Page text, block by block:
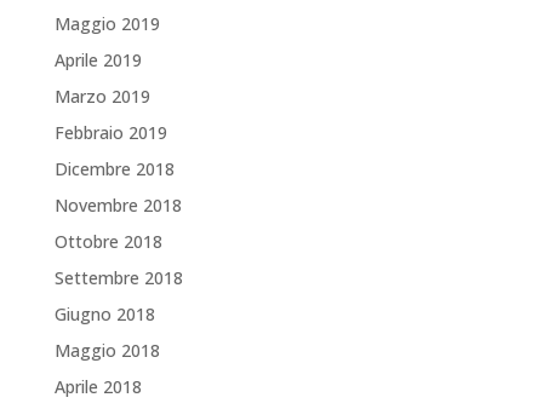
Maggio 2019
Aprile 2019
Marzo 2019
Febbraio 2019
Dicembre 2018
Novembre 2018
Ottobre 2018
Settembre 2018
Giugno 2018
Maggio 2018
Aprile 2018